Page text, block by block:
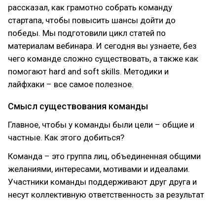
рассказал, как грамотно собрать команду
стартапа, чтобы повысить шансы дойти до
победы. Мы подготовили цикл статей по
материалам вебинара. И сегодня вы узнаете, без
чего команде сложно существовать, а также как
помогают hard and soft skills. Методики и
лайфхаки – все самое полезное.
Смысл существования команды
Главное, чтобы у команды были цели – общие и
частные. Как этого добиться?
Команда – это группа лиц, объединенная общими
желаниями, интересами, мотивами и идеалами.
Участники команды поддерживают друг друга и
несут коллективную ответственность за результат